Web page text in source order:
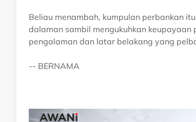
Beliau menambah, kumpulan perbankan
dalaman sambil mengukuhkan
pengalaman dan latar belakang yang
-- BERNAMA